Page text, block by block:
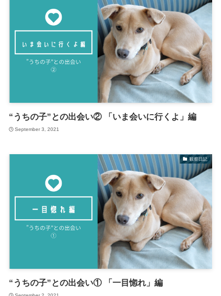
“うちの子”との出会い② 「いま会いに行くよ」編
September 3, 2021
観察日記
“うちの子”との出会い① 「一目惚れ」編